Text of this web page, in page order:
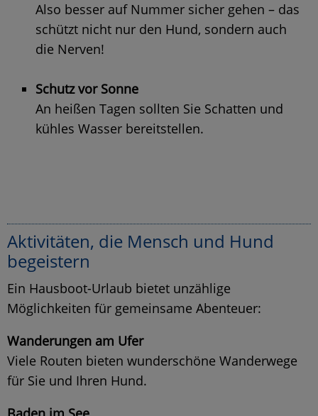
Also besser auf Nummer sicher gehen – das
schützt nicht nur den Hund, sondern auch
die Nerven!
Schutz vor Sonne
An heißen Tagen sollten Sie Schatten und
kühles Wasser bereitstellen.
Aktivitäten, die Mensch und Hund
begeistern
Ein Hausboot-Urlaub bietet unzählige
Möglichkeiten für gemeinsame Abenteuer:
Wanderungen am Ufer
Viele Routen bieten wunderschöne Wanderwege
für Sie und Ihren Hund.